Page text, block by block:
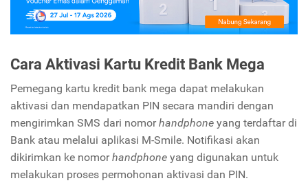
Cara Aktivasi Kartu Kredit Bank Mega
Pemegang kartu kredit bank mega dapat melakukan
aktivasi dan mendapatkan PIN secara mandiri dengan
mengirimkan SMS dari nomorhandphone yang terdaftar di
Bank atau melalui aplikasi M-Smile. Notifikasi akan
dikirimkan ke nomorhandphone yang digunakan untuk
melakukan proses permohonan aktivasi dan PIN.